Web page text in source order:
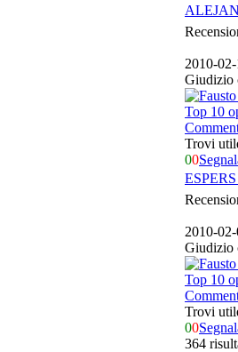
2010-
Giudizio
Top 10
Trovi
00
2010-
Giudizio
Top 10
Trovi
00
364